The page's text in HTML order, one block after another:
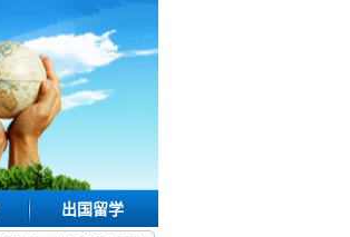
出国留学